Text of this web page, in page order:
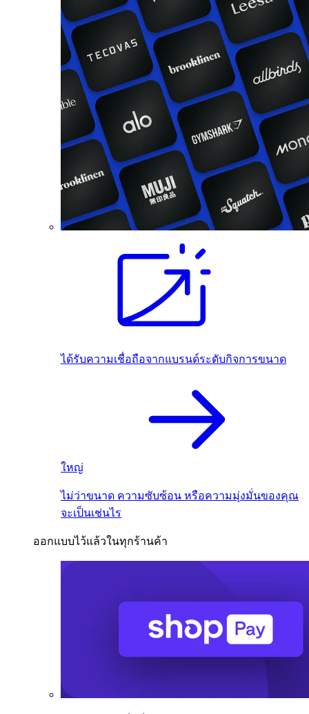
ได้รับความเชื่อถือจากแบรนด์ระดับกิจการขนาด
ใหญ่
ไม่ว่าขนาด ความซับซ้อน หรือความมุ่งมั่นของคุณ
จะเป็นเช่นไร
ออกแบบไว้แล้วในทุกร้านค้า